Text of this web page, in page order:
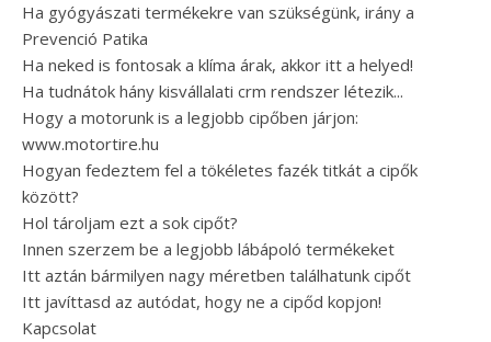
Ha gyógyászati termékekre van szükségünk, irány a
Prevenció Patika
Ha neked is fontosak a klíma árak, akkor itt a helyed!
Ha tudnátok hány kisvállalati crm rendszer létezik...
Hogy a motorunk is a legjobb cipőben járjon:
www.motortire.hu
Hogyan fedeztem fel a tökéletes fazék titkát a cipők
között?
Hol tároljam ezt a sok cipőt?
Innen szerzem be a legjobb lábápoló termékeket
Itt aztán bármilyen nagy méretben találhatunk cipőt
Itt javíttasd az autódat, hogy ne a cipőd kopjon!
Kapcsolat